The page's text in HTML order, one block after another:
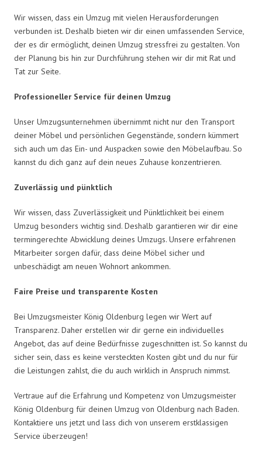
Wir wissen, dass ein Umzug mit vielen Herausforderungen
verbunden ist. Deshalb bieten wir dir einen umfassenden Service,
der es dir ermöglicht, deinen Umzug stressfrei zu gestalten. Von
der Planung bis hin zur Durchführung stehen wir dir mit Rat und
Tat zur Seite.
Professioneller Service für deinen Umzug
Unser Umzugsunternehmen übernimmt nicht nur den Transport
deiner Möbel und persönlichen Gegenstände, sondern kümmert
sich auch um das Ein- und Auspacken sowie den Möbelaufbau. So
kannst du dich ganz auf dein neues Zuhause konzentrieren.
Zuverlässig und pünktlich
Wir wissen, dass Zuverlässigkeit und Pünktlichkeit bei einem
Umzug besonders wichtig sind. Deshalb garantieren wir dir eine
termingerechte Abwicklung deines Umzugs. Unsere erfahrenen
Mitarbeiter sorgen dafür, dass deine Möbel sicher und
unbeschädigt am neuen Wohnort ankommen.
Faire Preise und transparente Kosten
Bei Umzugsmeister König Oldenburg legen wir Wert auf
Transparenz. Daher erstellen wir dir gerne ein individuelles
Angebot, das auf deine Bedürfnisse zugeschnitten ist. So kannst du
sicher sein, dass es keine versteckten Kosten gibt und du nur für
die Leistungen zahlst, die du auch wirklich in Anspruch nimmst.
Vertraue auf die Erfahrung und Kompetenz von Umzugsmeister
König Oldenburg für deinen Umzug von Oldenburg nach Baden.
Kontaktiere uns jetzt und lass dich von unserem erstklassigen
Service überzeugen!